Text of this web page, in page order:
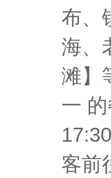
布、
海、
滩】
一
客前